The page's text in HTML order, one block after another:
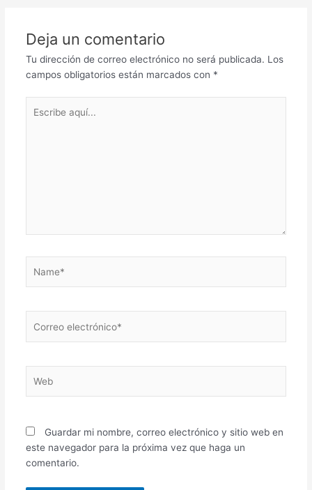
Deja un comentario
Tu dirección de correo electrónico no será publicada. Los
campos obligatorios están marcados con *
aquí...
electrónico*
Guardar mi nombre, correo electrónico y sitio web en
este navegador para la próxima vez que haga un
comentario.